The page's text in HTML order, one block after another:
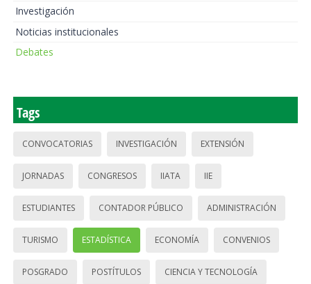
Investigación
Noticias institucionales
Debates
Tags
CONVOCATORIAS INVESTIGACIÓN EXTENSIÓN
JORNADAS CONGRESOS IIATA IIE
ESTUDIANTES CONTADOR PÚBLICO ADMINISTRACIÓN
TURISMO ESTADÍSTICA ECONOMÍA CONVENIOS
POSGRADO POSTÍTULOS CIENCIA Y TECNOLOGÍA